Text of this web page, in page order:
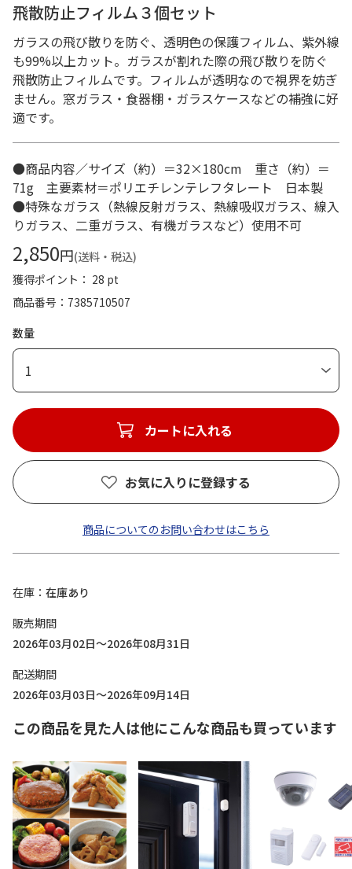
飛散防止フィルム３個セット
ガラスの飛び散りを防ぐ、透明色の保護フィルム、紫外線
も99%以上カット。ガラスが割れた際の飛び散りを防ぐ
飛散防止フィルムです。フィルムが透明なので視界を妨ぎ
ません。窓ガラス・食器棚・ガラスケースなどの補強に好
適です。
●商品内容／サイズ（約）＝32×180cm 重さ（約）＝
71g 主要素材＝ポリエチレンテレフタレート 日本製
●特殊なガラス（熱線反射ガラス、熱線吸収ガラス、線入
りガラス、二重ガラス、有機ガラスなど）使用不可
2,850円(送料・税込)
獲得ポイント： 28 pt
商品番号
7385710507
数量
1
カートに入れる
お気に入りに登録する
商品についてのお問い合わせはこちら
在庫
在庫あり
販売期間
2026年03月02日～2026年08月31日
配送期間
2026年03月03日～2026年09月14日
この商品を見た人は他にこんな商品も買っています